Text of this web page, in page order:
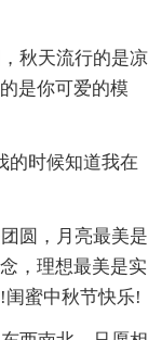
秋天流行的是凉
是你可爱的模
的时候知道我在
圆，月亮最美是
，理想最美是实
蜜中秋节快乐!